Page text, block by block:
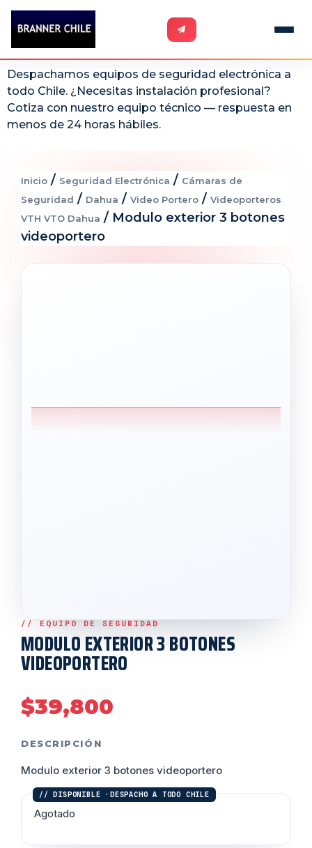
Despachamos equipos de seguridad electrónica a
todo Chile. ¿Necesitas instalación profesional?
Cotiza con nuestro equipo técnico — respuesta en
menos de 24 horas hábiles.
Inicio / Seguridad Electrónica / Cámaras de
Seguridad / Dahua / Video Portero / Videoporteros
VTH VTO Dahua / Modulo exterior 3 botones
videoportero
MODULO EXTERIOR 3 BOTONES
VIDEOPORTERO
$39,800
DESCRIPCIÓN
Modulo exterior 3 botones videoportero
Agotado